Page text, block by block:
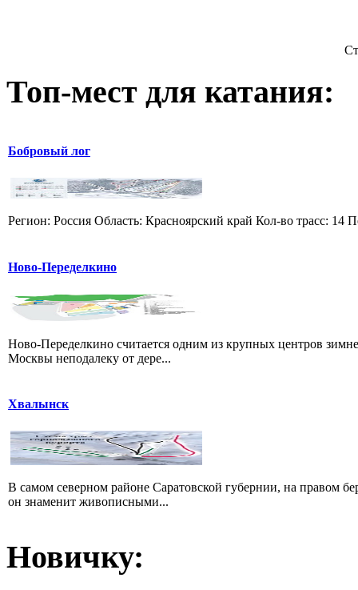
Топ-мест для катания:
Бобровый лог
Регион: Россия Область: Красноярский край Кол-во трасс:
Ново-Переделкино
Ново-Переделкино считается одним из крупных центров
Москвы неподалеку от дере...
Хвалынск
В самом северном районе Саратовской губернии, на правом
он знаменит живописными...
Новичку: